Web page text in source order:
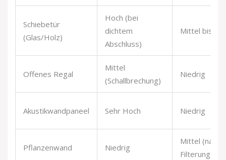
Schiebetür
(Glas/Holz)
Hoch (bei
dichtem
Abschluss)
Mittel bis
Offenes Regal
Mittel
(Schallbrechung)
Niedrig
Akustikwandpaneel Sehr Hoch Niedrig
Pflanzenwand Niedrig
Mittel
Filterung)